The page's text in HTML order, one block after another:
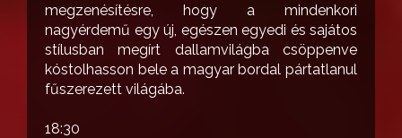
megzenésítésre, hogy a mindenkori
nagyérdemű egy új, egészen egyedi és sajátos
stílusban megírt dallamvilágba csöppenve
kóstolhasson bele a magyar bordal pártatlanul
fűszerezett világába.
18:30